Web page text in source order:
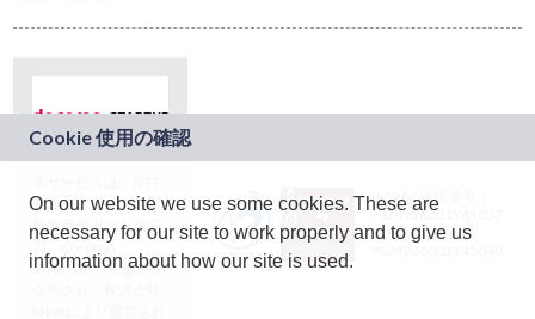
ドコモグループの新
規事業創出プログラ
ム「docomo
STARTUP」を通じて
JASRAC許諾番号：
9024936001Y45037
JASRAC許諾番号：
On our website we use some cookies. These are
necessary for our site to work properly and to give us
information about how our site is used.